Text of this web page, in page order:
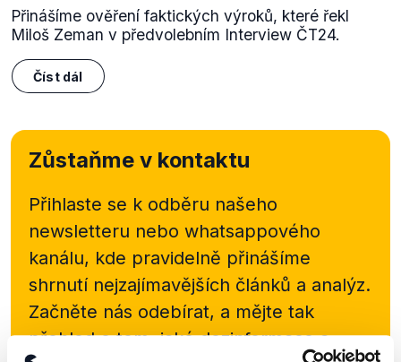
Přinášíme ověření faktických výroků, které řekl
Miloš Zeman v předvolebním Interview ČT24.
Číst dál
Zůstaňme v kontaktu
Přihlaste se k odběru našeho
newsletteru nebo whatsappového
kanálu, kde pravidelně přinášíme
shrnutí nejzajímavějších článků a analýz.
Začněte nás odebírat, a mějte tak
přehled o tom, jaké dezinformace a